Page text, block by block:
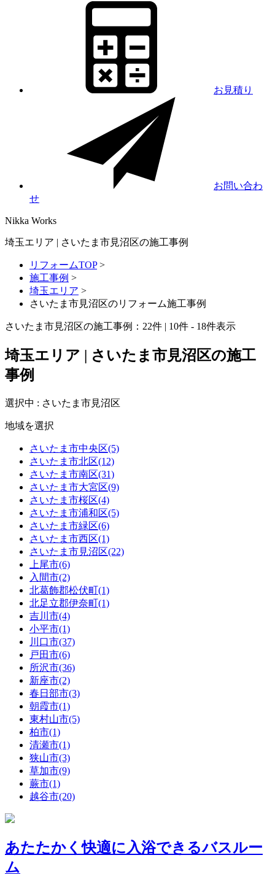
お見積り
お問い合わ
せ
Nikka Works
埼玉エリア | さいたま市見沼区の施工事例
リフォームTOP>
施工事例 >
埼玉エリア >
さいたま市見沼区のリフォーム施工事例
さいたま市見沼区の施工事例： 22件 | 10件 - 18件表示
埼玉エリア | さいたま市見沼区の施工
事例
選択中 : さいたま市見沼区
地域を選択
さいたま市中央区(5)
さいたま市北区(12)
さいたま市南区(31)
さいたま市大宮区(9)
さいたま市桜区(4)
さいたま市浦和区(5)
さいたま市緑区(6)
さいたま市西区(1)
さいたま市見沼区(22)
上尾市(6)
入間市(2)
北葛飾郡松伏町(1)
北足立郡伊奈町(1)
吉川市(4)
小平市(1)
川口市(37)
戸田市(6)
所沢市(36)
新座市(2)
春日部市(3)
朝霞市(1)
東村山市(5)
柏市(1)
清瀬市(1)
狭山市(3)
草加市(9)
蕨市(1)
越谷市(20)
あたたかく快適に入浴できるバスルー
ム